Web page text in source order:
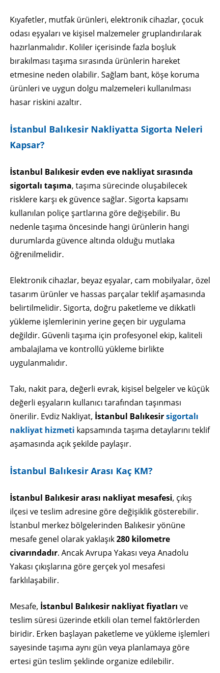
Kıyafetler, mutfak ürünleri, elektronik cihazlar, çocuk
odası eşyaları ve kişisel malzemeler gruplandırılarak
hazırlanmalıdır. Koliler içerisinde fazla boşluk
bırakılması taşıma sırasında ürünlerin hareket
etmesine neden olabilir. Sağlam bant, köşe koruma
ürünleri ve uygun dolgu malzemeleri kullanılması
hasar riskini azaltır.
İstanbul Balıkesir Nakliyatta Sigorta Neleri
Kapsar?
İstanbul Balıkesir evden eve nakliyat sırasında
sigortalı taşıma, taşıma sürecinde oluşabilecek
risklere karşı ek güvence sağlar. Sigorta kapsamı
kullanılan poliçe şartlarına göre değişebilir. Bu
nedenle taşıma öncesinde hangi ürünlerin hangi
durumlarda güvence altında olduğu mutlaka
öğrenilmelidir.
Elektronik cihazlar, beyaz eşyalar, cam mobilyalar, özel
tasarım ürünler ve hassas parçalar teklif aşamasında
belirtilmelidir. Sigorta, doğru paketleme ve dikkatli
yükleme işlemlerinin yerine geçen bir uygulama
değildir. Güvenli taşıma için profesyonel ekip, kaliteli
ambalajlama ve kontrollü yükleme birlikte
uygulanmalıdır.
Takı, nakit para, değerli evrak, kişisel belgeler ve küçük
değerli eşyaların kullanıcı tarafından taşınması
önerilir. Evdiz Nakliyat, İstanbul Balıkesirsigortalı
nakliyat hizmeti kapsamında taşıma detaylarını teklif
aşamasında açık şekilde paylaşır.
İstanbul Balıkesir Arası Kaç KM?
İstanbul Balıkesir arası nakliyat mesafesi, çıkış
ilçesi ve teslim adresine göre değişiklik gösterebilir.
İstanbul merkez bölgelerinden Balıkesir yönüne
mesafe genel olarak yaklaşık280 kilometre
civarındadır. Ancak Avrupa Yakası veya Anadolu
Yakası çıkışlarına göre gerçek yol mesafesi
farklılaşabilir.
Mesafe, İstanbul Balıkesir nakliyat fiyatları ve
teslim süresi üzerinde etkili olan temel faktörlerden
biridir. Erken başlayan paketleme ve yükleme işlemleri
sayesinde taşıma aynı gün veya planlamaya göre
ertesi gün teslim şeklinde organize edilebilir.